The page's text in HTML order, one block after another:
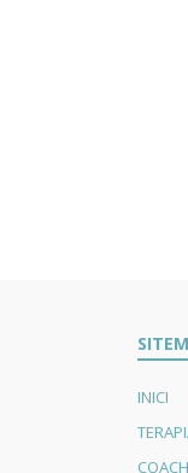
INICI